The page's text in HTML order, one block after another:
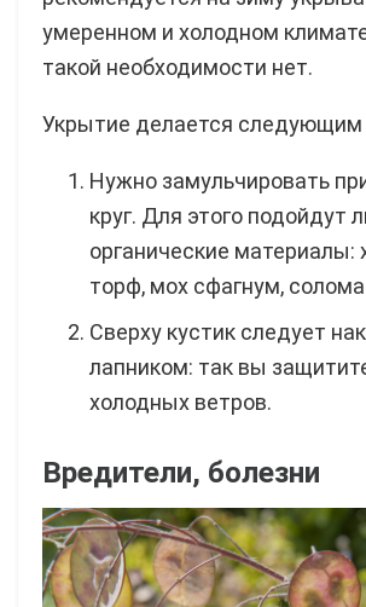
умеренном и холодном
такой необходимости нет.
Укрытие делается следующим
Нужно замульчировать
круг. Для этого подойдут
органические материалы:
торф, мох сфагнум, солома
Сверху кустик следует
лапником: так вы
холодных ветров.
Вредители, болезни